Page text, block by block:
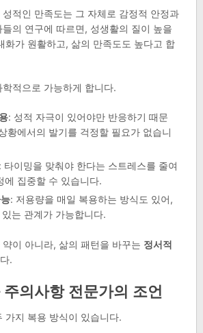
적인 만족도는 그 자체로 감정적 안정과
의 연구에 따르면, 성생활의 질이 높을
화가 원활하고, 삶의 만족도도 높다고 합
적으로 가능하게 합니다.
: 성적 자극이 있어야만 반응하기 때문
황에서의 발기를 걱정할 필요가 없습니
: 타이밍을 맞춰야 한다는 스트레스를 줄여
에 집중할 수 있습니다.
: 저용량을 매일 복용하는 방식도 있어,
는 관계가 가능합니다.
이 아니라, 삶의 패턴을 바꾸는 정서적
.
의사항 전문가의 조언
가지 복용 방식이 있습니다.